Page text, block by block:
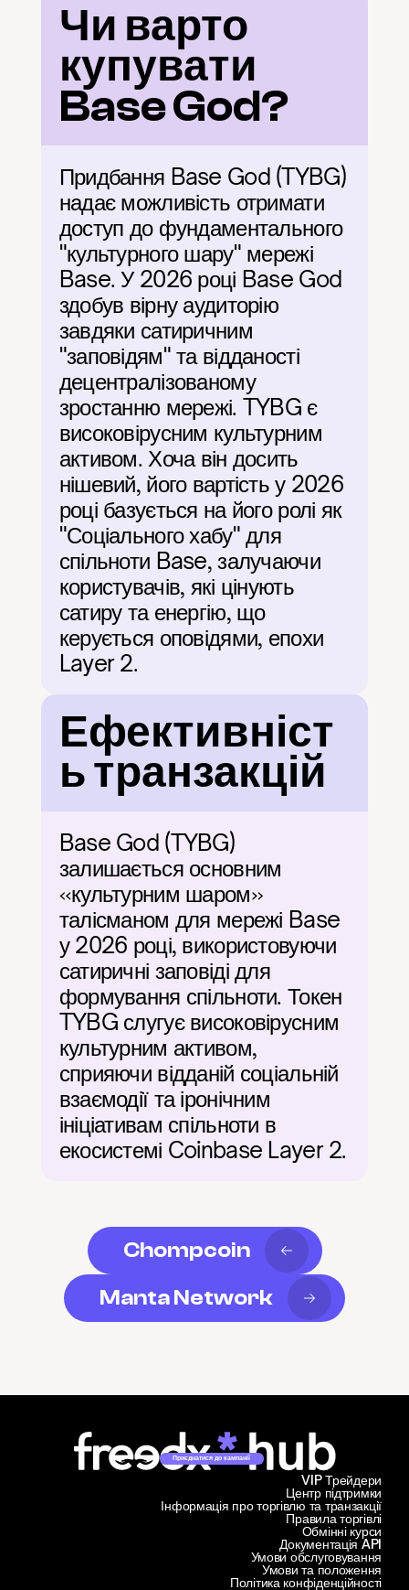
Чи варто
купувати
Base God?
Придбання Base God (TYBG)
надає можливість отримати
доступ до фундаментального
"культурного шару" мережі
Base. У 2026 році Base God
здобув вірну аудиторію
завдяки сатиричним
"заповідям" та відданості
децентралізованому
зростанню мережі. TYBG є
високовірусним культурним
активом. Хоча він досить
нішевий, його вартість у 2026
році базується на його ролі як
"Соціального хабу" для
спільноти Base, залучаючи
користувачів, які цінують
сатиру та енергію, що
керується оповідями, епохи
Layer 2.
Ефективніст
ь транзакцій
Base God (TYBG)
залишається основним
«культурним шаром»
талісманом для мережі Base
у 2026 році, використовуючи
сатиричні заповіді для
формування спільноти. Токен
TYBG слугує високовірусним
культурним активом,
сприяючи відданій соціальній
взаємодії та іронічним
ініціативам спільноти в
екосистемі Coinbase Layer 2.
Chompcoin
Manta Network
Приєднатися до кампанії
Центр підтримки
Інформація про торгівлю та транзакції
VIP Трейдери
Правила торгівлі
Обмінні курси
Документація API
Умови обслуговування
Умови та положення
Політика конфіденційності